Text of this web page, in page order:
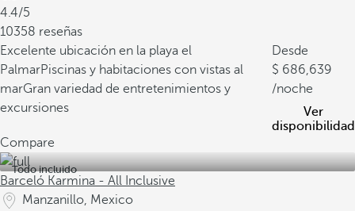
4.4/5
10358 reseñas
Excelente ubicación en la playa el
PalmarPiscinas y habitaciones con vistas al
marGran variedad de entretenimientos y
excursiones
Desde
686,639
/noche
Ver
disponibilidad
Compare
Todo incluido
Barceló Karmina - All Inclusive
Manzanillo, Mexico